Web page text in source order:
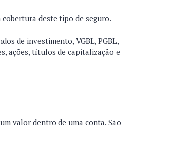
cobertura deste tipo de seguro.
de investimento, VGBL, PGBL,
ações, títulos de capitalização e
valor dentro de uma conta. São